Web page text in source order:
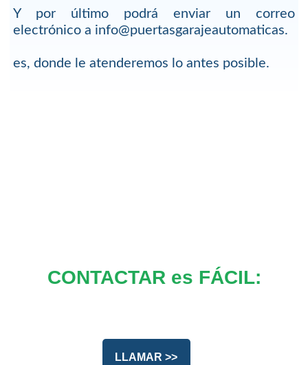
Y por último podrá enviar un correo
electrónico a info@puertasgarajeautomaticas.
es, donde le atenderemos lo antes posible.
CONTACTAR es FÁCIL:
LLAMAR >>